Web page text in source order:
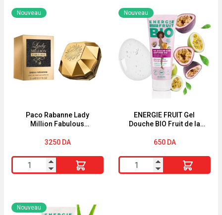
ROCHER
Lait
Corps
Mangue
Coriandre
Enfants
2en1
Roi
Lion
Ultra
Paco Rabanne Lady
Million Fabulous
Nouveau
3250 DA
quantité
de
Rabanne
ENERGIE FRUIT Gel
Douche BIO Fruit de la
200ML
Nouveau
650 DA
quantité
de
Nouveau